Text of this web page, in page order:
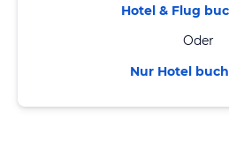
Hotel & Flug
Oder
Nur Hotel